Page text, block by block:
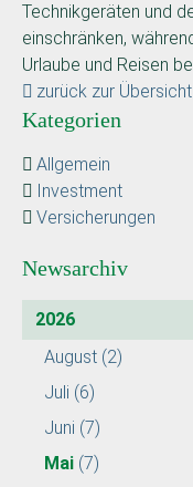
Technikgeräten und
einschränken,
Urlaube und Reisen
zurück zur Übersicht
Kategorien
Allgemein
Investment
Versicherungen
Newsarchiv
2026
August (2)
Juli (6)
Juni (7)
Mai (7)